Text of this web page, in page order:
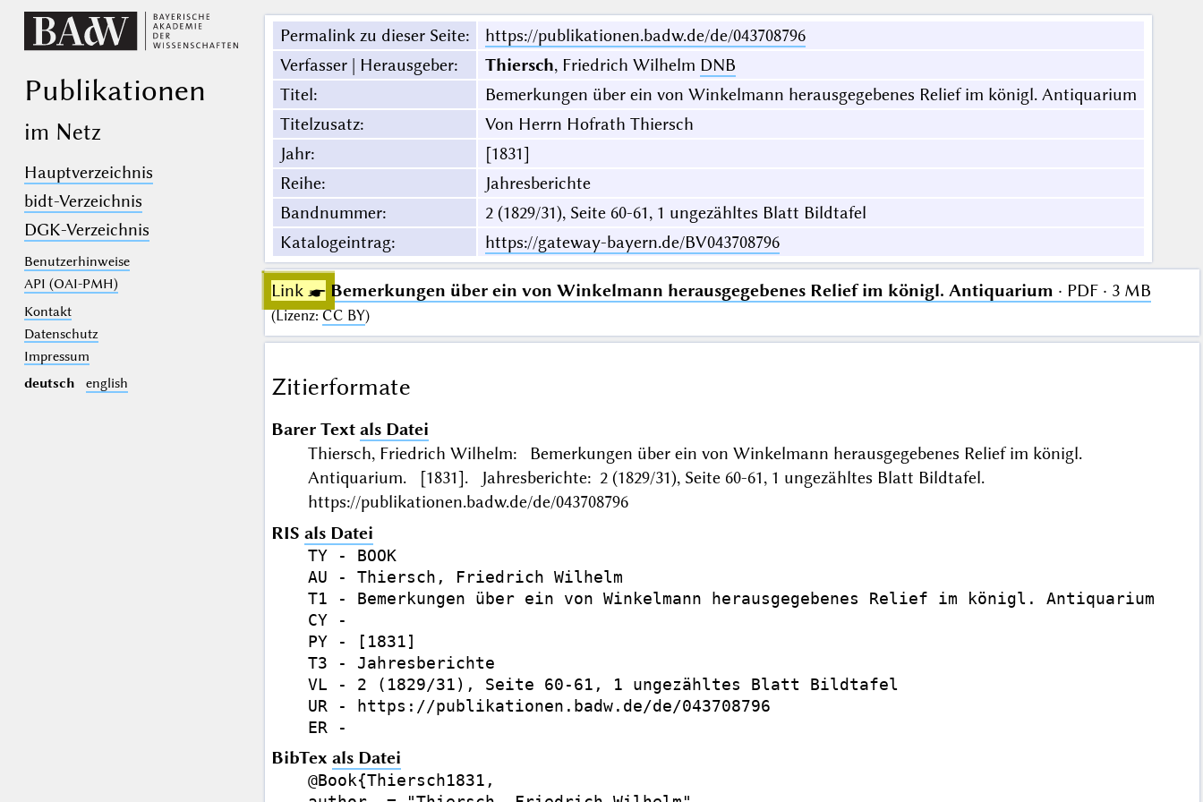
Publikationen
im Netz
Hauptverzeichnis
bidt-Verzeichnis
DGK-Verzeichnis
Benutzerhinweise
API (OAI-PMH)
Kontakt
Datenschutz
Impressum
deutsch
english
Permalink zu dieser Seite:
https://publikationen.badw.de/de/043708796
Verfasser | Herausgeber: Thiersch, Friedrich Wilhelm DNB
Titel:
Bemerkungen über ein von Winkelmann herausgegebenes Relief im königl. Antiquarium
Titelzusatz:
Von Herrn Hofrath Thiersch
Jahr:
[1831]
Reihe:
Jahresberichte
Bandnummer:
2 (1829/31), Seite 60-61, 1 ungezähltes Blatt Bildtafel
Katalogeintrag: https://gateway-bayern.de/BV043708796
Link ☛ Bemerkungen über ein von Winkelmann herausgegebenes Relief im königl. Antiquarium · PDF · 3 MB
(Lizenz: CC BY)
Zitierformate
Barer Text als Datei
Thiersch, Friedrich Wilhelm: Bemerkungen über ein von Winkelmann herausgegebenes Relief im königl.
Antiquarium. [1831]. Jahresberichte: 2 (1829/31), Seite 60-61, 1 ungezähltes Blatt Bildtafel.
https://publikationen.badw.de/de/043708796
RIS als Datei
TY - BOOK
AU - Thiersch, Friedrich Wilhelm
T1 - Bemerkungen über ein von Winkelmann herausgegebenes Relief im königl. Antiquarium
CY -
PY - [1831]
T3 - Jahresberichte
VL - 2 (1829/31), Seite 60-61, 1 ungezähltes Blatt Bildtafel
UR - https://publikationen.badw.de/de/043708796
BibTex als Datei
@Book{Thiersch1831,